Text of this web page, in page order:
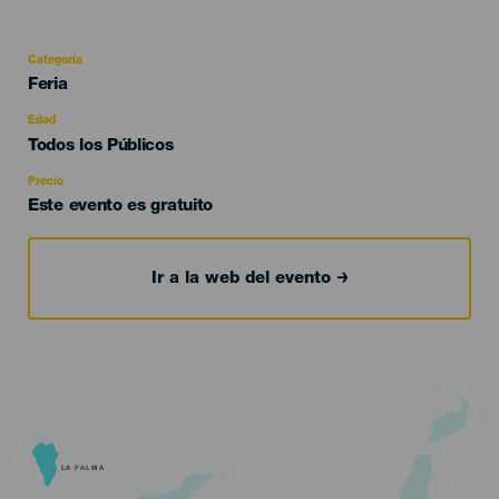
Categoría
Categoría
evento
Feria
Edad
Edad
Todos los Públicos
Precio
Este evento es gratuito
Ir a la web del evento
LA PALMA